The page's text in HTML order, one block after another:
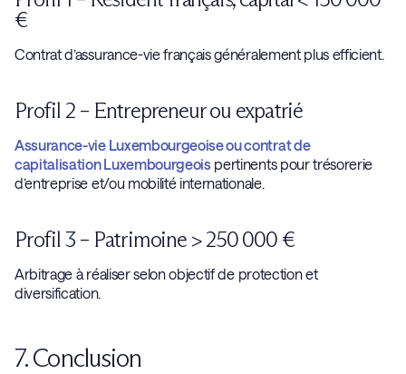
€
Contrat d’assurance-vie français généralement plus efficient.
Profil 2 – Entrepreneur ou expatrié
Assurance-vie Luxembourgeoise ou contrat de
capitalisation Luxembourgeoispertinents pour trésorerie
d’entreprise et/ou mobilité internationale.
Profil 3 – Patrimoine > 250 000 €
Arbitrage à réaliser selon objectif de protection et
diversification.
7. Conclusion